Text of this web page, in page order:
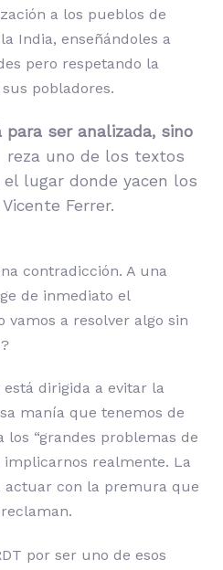
a los pueblos de
India, enseñándoles a
pero respetando la
pobladores.
para ser analizada, sino
reza uno de los textos
lugar donde yacen los
Ferrer.
contradicción. A una
de inmediato el
vamos a resolver algo sin
dirigida a evitar la
manía que tenemos de
“grandes problemas de
implicarnos realmente. La
actuar con la premura que
por ser uno de esos